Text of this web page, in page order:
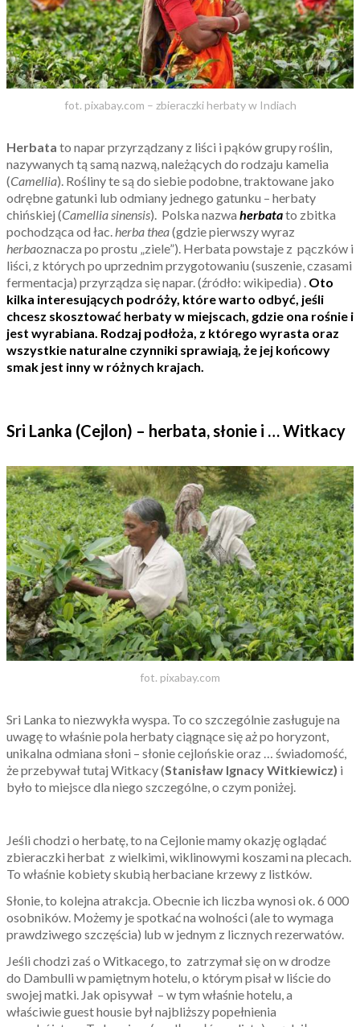
fot. pixabay.com – zbieraczki herbaty w Indiach
Herbata to napar przyrządzany z liści i pąków grupy roślin,
nazywanych tą samą nazwą, należących do rodzaju kamelia
(Camellia). Rośliny te są do siebie podobne, traktowane jako
odrębne gatunki lub odmiany jednego gatunku – herbaty
chińskiej (Camellia sinensis). Polska nazwa herbatato zbitka
pochodząca od łac.herba thea(gdzie pierwszy wyraz
herbaoznacza po prostu „ziele”). Herbata powstaje z pączków i
liści, z których po uprzednim przygotowaniu (suszenie, czasami
fermentacja) przyrządza się napar. (źródło: wikipedia) . Oto
kilka interesujących podróży, które warto odbyć, jeśli
chcesz skosztować herbaty w miejscach, gdzie ona rośnie i
jest wyrabiana. Rodzaj podłoża, z którego wyrasta oraz
wszystkie naturalne czynniki sprawiają, że jej końcowy
smak jest inny w różnych krajach.
Sri Lanka (Cejlon) – herbata, słonie i … Witkacy
fot. pixabay.com
Sri Lanka to niezwykła wyspa. To co szczególnie zasługuje na
uwagę to właśnie pola herbaty ciągnące się aż po horyzont,
unikalna odmiana słoni – słonie cejlońskie oraz … świadomość,
że przebywał tutaj Witkacy (Stanisław Ignacy Witkiewicz) i
było to miejsce dla niego szczególne, o czym poniżej.
Jeśli chodzi o herbatę, to na Cejlonie mamy okazję oglądać
zbieraczki herbat z wielkimi, wiklinowymi koszami na plecach.
To właśnie kobiety skubią herbaciane krzewy z listków.
Słonie, to kolejna atrakcja. Obecnie ich liczba wynosi ok. 6 000
osobników. Możemy je spotkać na wolności (ale to wymaga
prawdziwego szczęścia) lub w jednym z licznych rezerwatów.
Jeśli chodzi zaś o Witkacego, to zatrzymał się on w drodze
do Dam­bul­li w pamiętnym hotelu, o którym pisał w liście do
swojej matki. Jak opisywał – w tym właśnie hotelu, a
właściwie gu­est ho­usie był najbliższy popełnienia